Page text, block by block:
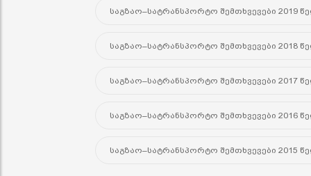
საგზაო–სატრანსპორტო შემთხვევები 2019
საგზაო–სატრანსპორტო შემთხვევები 2018
საგზაო–სატრანსპორტო შემთხვევები 2017
საგზაო–სატრანსპორტო შემთხვევები 2016
საგზაო–სატრანსპორტო შემთხვევები 2015